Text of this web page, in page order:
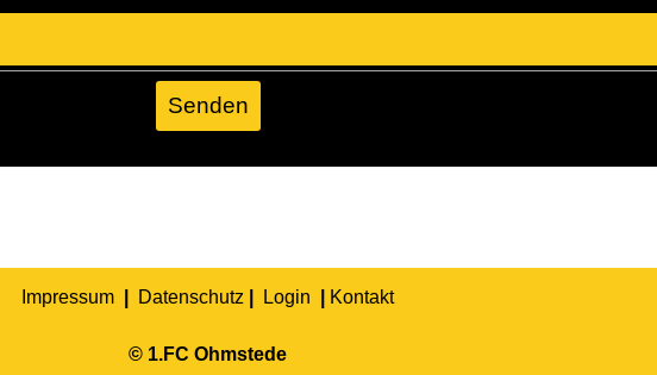
Impressum Datenschutz Login Kontakt
© 1.FC Ohmstede